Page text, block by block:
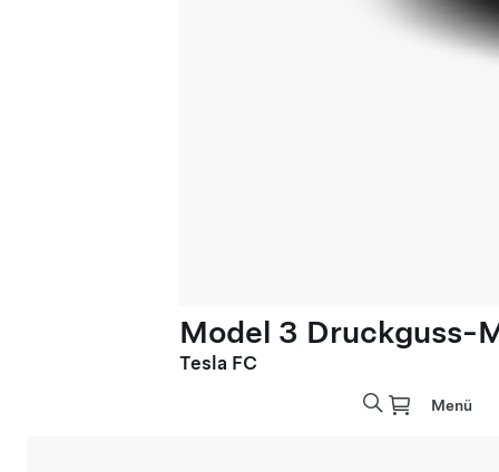
Model 3 Druckguss-
Tesla FC
Menü